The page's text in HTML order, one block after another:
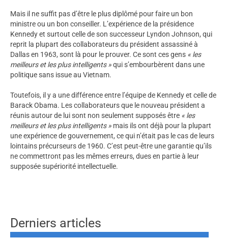
Mais il ne suffit pas d’être le plus diplômé pour faire un bon
ministre ou un bon conseiller. L’expérience de la présidence
Kennedy et surtout celle de son successeur Lyndon Johnson, qui
reprit la plupart des collaborateurs du président assassiné à
Dallas en 1963, sont là pour le prouver. Ce sont ces gens « les
meilleurs et les plus intelligents »qui s’embourbèrent dans une
politique sans issue au Vietnam.
Toutefois, il y a une différence entre l’équipe de Kennedy et celle de
Barack Obama. Les collaborateurs que le nouveau président a
réunis autour de lui sont non seulement supposés être « les
meilleurs et les plus intelligents » mais ils ont déjà pour la plupart
une expérience de gouvernement, ce qui n’était pas le cas de leurs
lointains précurseurs de 1960. C’est peut-être une garantie qu’ils
ne commettront pas les mêmes erreurs, dues en partie à leur
supposée supériorité intellectuelle.
Derniers articles